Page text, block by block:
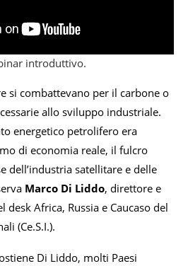
introduttivo.
si combattevano per il carbone o
allo sviluppo industriale.
energetico petrolifero era
di economia reale, il fulcro
dell’industria satellitare e delle
Marco Di Liddo, direttore e
desk Africa, Russia e Caucaso del
(Ce.S.I.).
Di Liddo, molti Paesi